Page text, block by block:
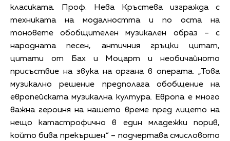
класиката. Проф. Нева Кръстева изгражда с
техниката на модалността и по оста на
тоновете обобщителен музикален образ – с
народната песен, античния гръцки цитат,
цитати от Бах и Моцарт и необичайното
присъствие на звука на органа в операта. „Това
музикално решение предполага обобщение на
европейската музикална култура. Европа е много
важна героиня на нашето време пред лицето на
нещо катастрофично в един младежки порив,
който бива прекършен.“ – подчертава смисловото